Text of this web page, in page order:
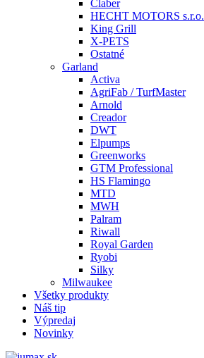
Claber
HECHT MOTORS s.r.o.
King Grill
X-PETS
Ostatné
Garland
Activa
AgriFab / TurfMaster
Arnold
Creador
DWT
Elpumps
Greenworks
GTM Professional
HS Flamingo
MTD
MWH
Palram
Riwall
Royal Garden
Ryobi
Silky
Milwaukee
Všetky produkty
Náš tip
Výpredaj
Novinky